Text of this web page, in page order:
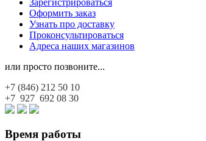
Оформить заказ
Узнать про доставку
Проконсультироваться
Адреса наших магазинов
или просто позвоните...
+7 (846) 212 50 10
+7 927 692 08 30
Время работы